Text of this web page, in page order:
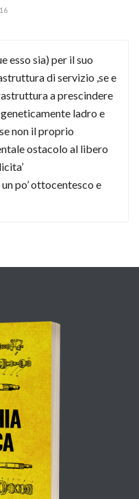
esso sia) per il suo
di servizio ,se e
a prescindere
ladro e
non il proprio
ostacolo al libero
po’ ottocentesco e